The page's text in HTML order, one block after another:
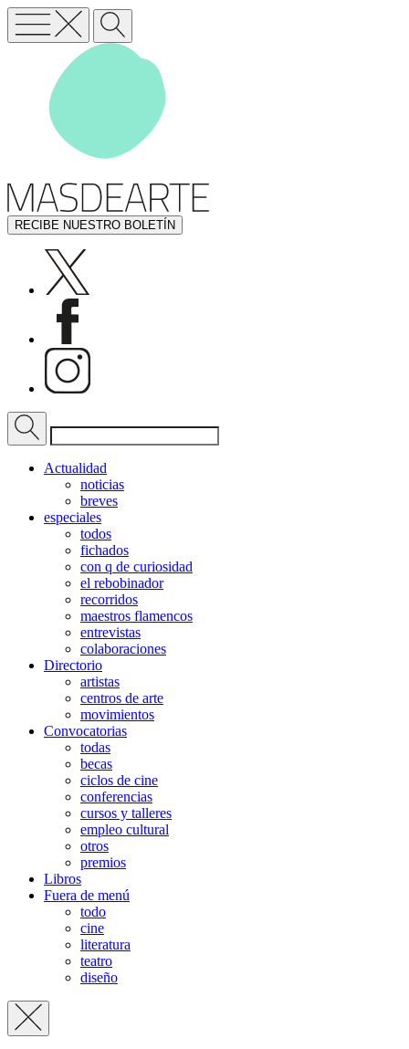
RECIBE NUESTRO BOLETÍN
Actualidad
noticias
breves
especiales
todos
fichados
con q de curiosidad
el rebobinador
recorridos
maestros flamencos
entrevistas
colaboraciones
Directorio
artistas
centros de arte
movimientos
Convocatorias
todas
becas
ciclos de cine
conferencias
cursos y talleres
empleo cultural
otros
premios
Libros
Fuera de menú
todo
cine
literatura
teatro
diseño